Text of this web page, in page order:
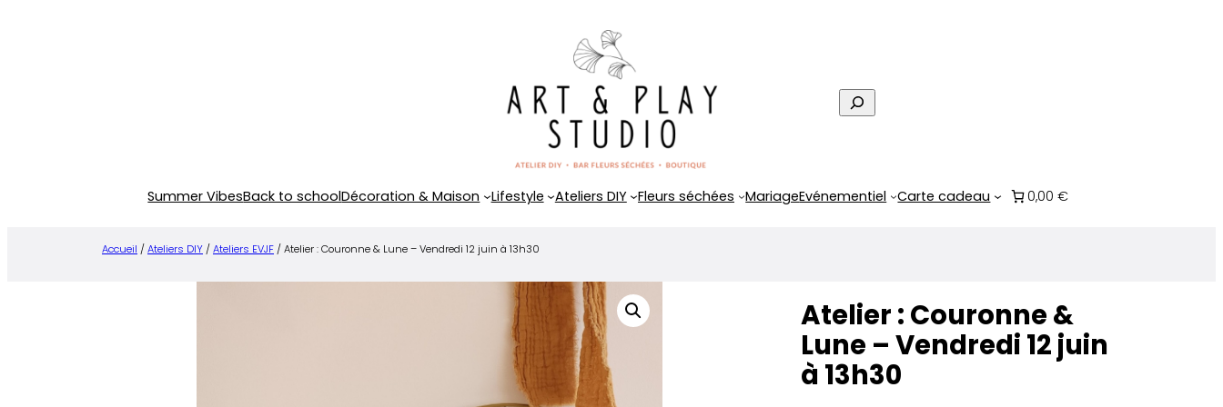
R
e
r
Summer VibesBack to schoolDécoration & Maison Lifestyle Ateliers DIY Fleurs séchées MariageEvénementiel Carte cadeau 0,00 €
Accueil /Ateliers DIY /Ateliers EVJF / Atelier : Couronne & Lune – Vendredi 12 juin à 13h30
Atelier : Couronne &
Lune – Vendredi 12 juin
à 13h30